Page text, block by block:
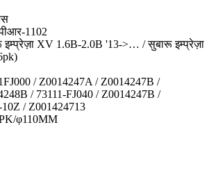
1102
इम्प्रेज़ा XV 1.6B-2.0B '13->… / सुबारू इम्प्रेज़ा
/ Z0014247A / Z0014247B /
/ 73111-FJ040 / Z0014247B /
/ Z001424713
φ110MM